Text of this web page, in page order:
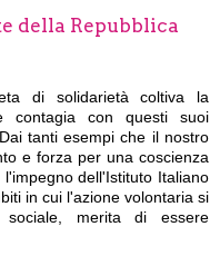
della Repubblica
di solidarietà coltiva la
contagia con questi suoi
tanti esempi che il nostro
e forza per una coscienza
dell'Istituto Italiano
in cui l'azione volontaria si
merita di essere